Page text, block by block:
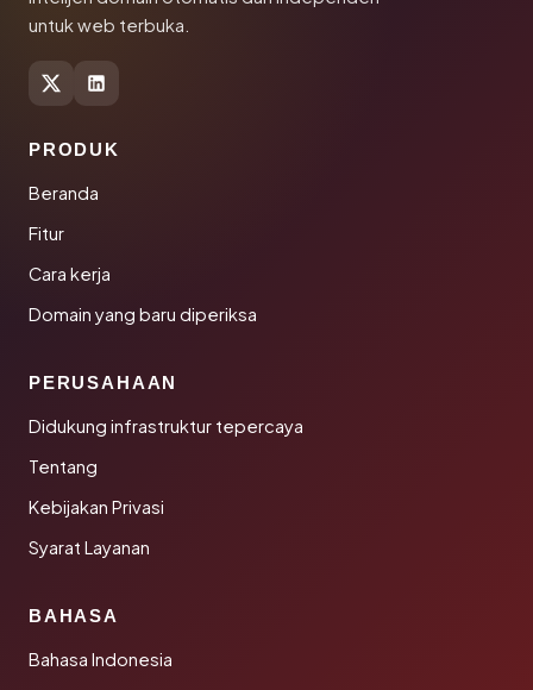
untuk web terbuka.
PRODUK
Beranda
Fitur
Cara kerja
Domain yang baru diperiksa
PERUSAHAAN
Didukung infrastruktur tepercaya
Tentang
Kebijakan Privasi
Syarat Layanan
BAHASA
Bahasa Indonesia